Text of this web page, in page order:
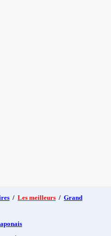
/ Les meilleurs / Grand